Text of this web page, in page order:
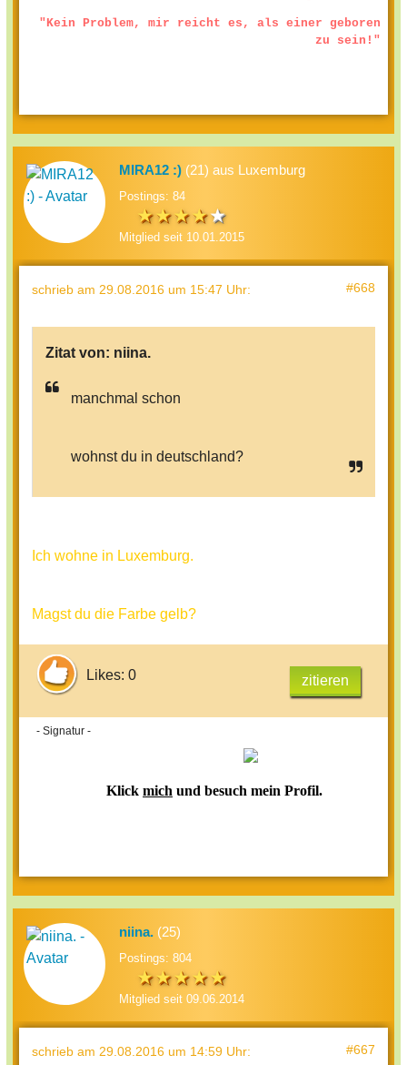
"Kein Problem, mir reicht es, als einer geboren
zu sein!"
MIRA12 :) (21) aus Luxemburg
Postings: 84
Mitglied seit 10.01.2015
schrieb am 29.08.2016 um 15:47 Uhr: #668
Zitat von: niina.
manchmal schon
wohnst du in deutschland?
Ich wohne in Luxemburg.
Magst du die Farbe gelb?
Likes: 0 zitieren
- Signatur -
Klick mich und besuch mein Profil.
niina. (25)
Postings: 804
Mitglied seit 09.06.2014
schrieb am 29.08.2016 um 14:59 Uhr: #667